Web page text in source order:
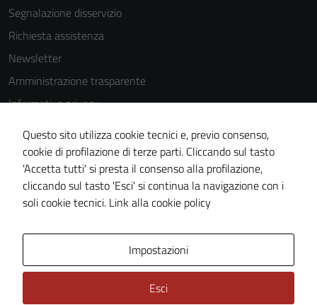
Segnalazione disservizio
Richiesta assistenza
Newsletter
Amministrazione trasparente
Informativa privacy
Cookie Policy
Note legali
Dichiarazione di accessibilità
Piano di miglioramento del sito
Questo sito utilizza cookie tecnici e, previo consenso,
cookie di profilazione di terze parti. Cliccando sul tasto
'Accetta tutti' si presta il consenso alla profilazione,
cliccando sul tasto 'Esci' si continua la navigazione con i
soli cookie tecnici. Link alla cookie policy
Impostazioni
Esci